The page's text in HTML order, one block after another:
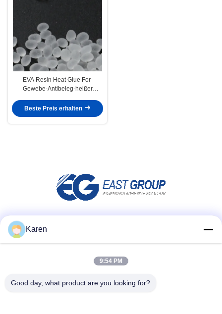
EVA Resin Heat Glue For-
Gewebe-Antibeleg-heißer
Beste Preis erhalten
Karen
9:54 PM
Good day, what product are you looking for?